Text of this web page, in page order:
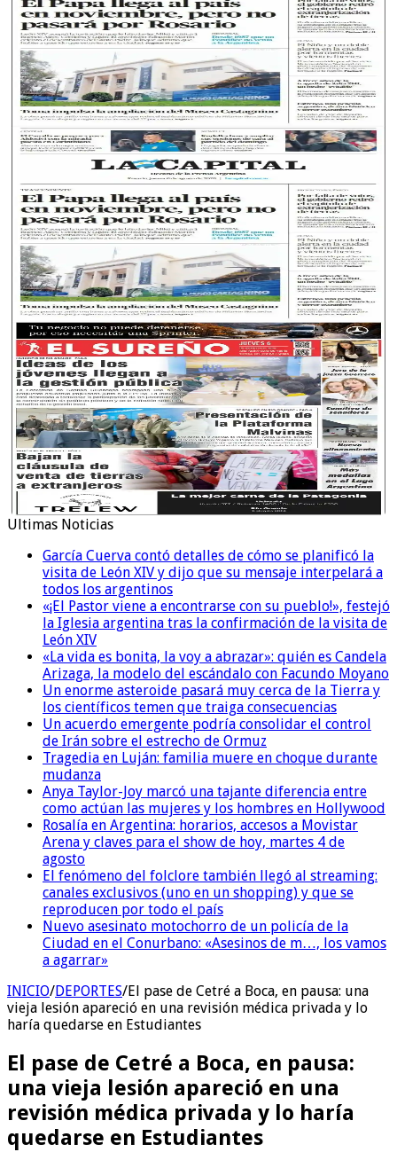
Ultimas Noticias
García Cuerva contó detalles de cómo se planificó la
visita de León XIV y dijo que su mensaje interpelará a
todos los argentinos
«¡El Pastor viene a encontrarse con su pueblo!», festejó
la Iglesia argentina tras la confirmación de la visita de
León XIV
«La vida es bonita, la voy a abrazar»: quién es Candela
Arizaga, la modelo del escándalo con Facundo Moyano
Un enorme asteroide pasará muy cerca de la Tierra y
los científicos temen que traiga consecuencias
Un acuerdo emergente podría consolidar el control
de Irán sobre el estrecho de Ormuz
Tragedia en Luján: familia muere en choque durante
mudanza
Anya Taylor-Joy marcó una tajante diferencia entre
como actúan las mujeres y los hombres en Hollywood
Rosalía en Argentina: horarios, accesos a Movistar
Arena y claves para el show de hoy, martes 4 de
agosto
El fenómeno del folclore también llegó al streaming:
canales exclusivos (uno en un shopping) y que se
reproducen por todo el país
Nuevo asesinato motochorro de un policía de la
Ciudad en el Conurbano: «Asesinos de m…, los vamos
a agarrar»
INICIO/DEPORTES/El pase de Cetré a Boca, en pausa: una
vieja lesión apareció en una revisión médica privada y lo
haría quedarse en Estudiantes
El pase de Cetré a Boca, en pausa:
una vieja lesión apareció en una
revisión médica privada y lo haría
quedarse en Estudiantes